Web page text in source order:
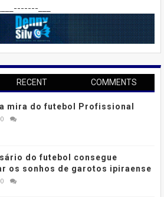
___
RECENT COMMENTS
mira do futebol Profissional
do futebol consegue
os sonhos de garotos ipiraense